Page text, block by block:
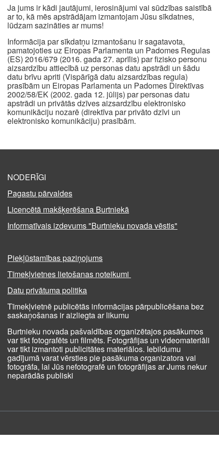
Ja jums ir kādi jautājumi, ierosinājumi vai sūdzības saistībā
ar to, kā mēs apstrādājam izmantojam Jūsu sīkdatnes,
lūdzam sazināties ar mums!
Informācija par sīkdatņu izmantošanu ir sagatavota,
pamatojoties uz Eiropas Parlamenta un Padomes Regulas
(ES) 2016/679 (2016. gada 27. aprīlis) par fizisko personu
aizsardzību attiecībā uz personas datu apstrādi un šādu
datu brīvu apriti (Vispārīgā datu aizsardzības regula)
prasībām un Eiropas Parlamenta un Padomes Direktīvas
2002/58/EK (2002. gada 12. jūlijs) par personas datu
apstrādi un privātās dzīves aizsardzību elektronisko
komunikāciju nozarē (direktīva par privāto dzīvi un
elektronisko komunikāciju) prasībām.
NODERĪGI
Pagastu pārvaldes
Licencētā makšķerēšana Burtniekā
Informatīvais izdevums "Burtnieku novada vēstis"
Piekļūstamības paziņojums
Tīmekļvietnes lietošanas noteikumi
Datu privātuma politika
Tīmekļvietnē publicētās informācijas pārpublicēšana bez
saskaņošanas ir aizliegta ar likumu
Burtnieku novada pašvaldības organizētajos pasākumos
var tikt fotografēts un filmēts. Fotogrāfijas un videomateriāli
var tikt izmantoti publicitātes materiālos. Iebildumu
gadījumā varat vērsties pie pasākuma organizatora vai
fotogrāfa, lai Jūs nefotografē un fotogrāfijas ar Jums nekur
neparādās publiski